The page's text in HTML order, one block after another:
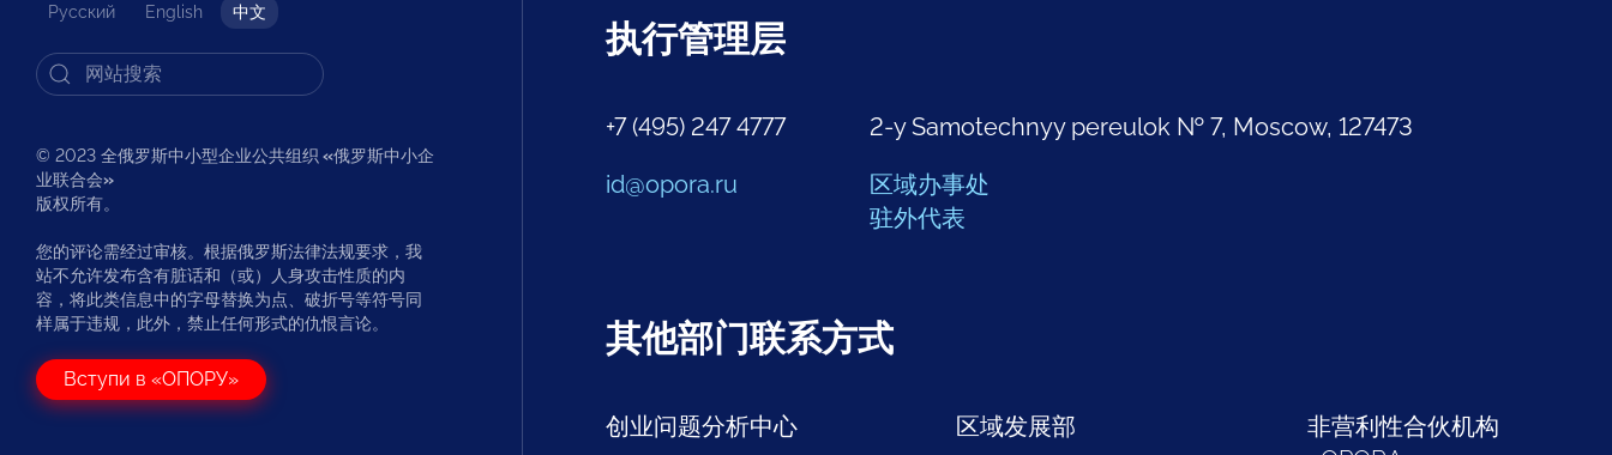
Русский English 中文
© 2023 全俄罗斯中小型企业公共组织 «俄罗斯中小企
业联合会»
版权所有。
您的评论需经过审核。根据俄罗斯法律法规要求，我
站不允许发布含有脏话和（或）人身攻击性质的内
容，将此类信息中的字母替换为点、破折号等符号同
样属于违规，此外，禁止任何形式的仇恨言论。
Вступи в «ОПОРУ»
执行管理层
+7 (495) 247 4777
id@opora.ru
2-y Samotechnyy pereulok № 7, Moscow, 127473
区域办事处
驻外代表
其他部门联系方式
创业问题分析中心 区域发展部
非营利性合伙机构